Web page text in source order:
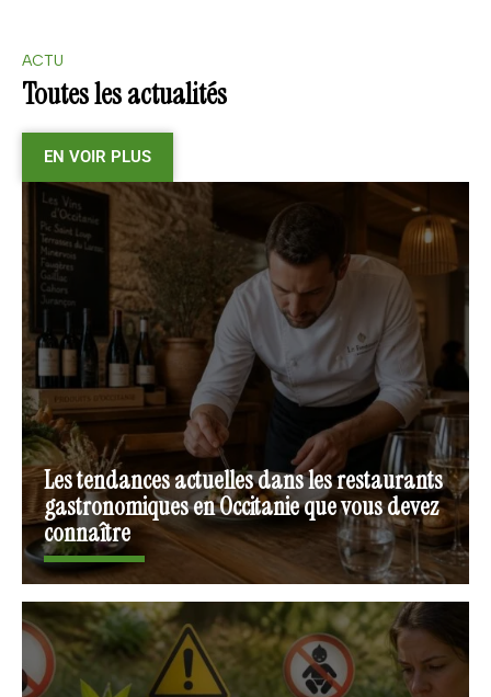
ACTU
Toutes les actualités
EN VOIR PLUS
Les tendances actuelles dans les restaurants
gastronomiques en Occitanie que vous devez
connaître